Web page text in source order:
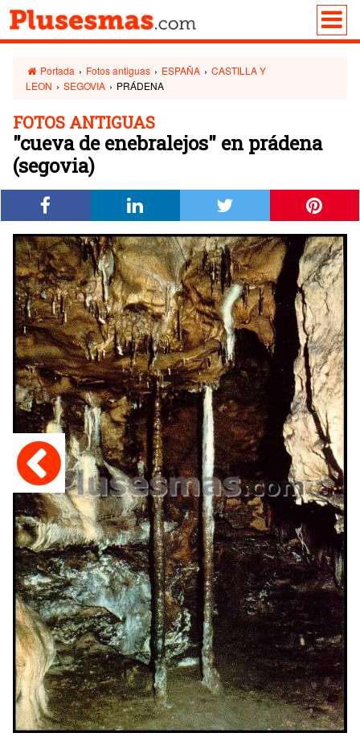
Portada › Fotos antiguas › ESPAÑA › CASTILLA Y
LEON › SEGOVIA › PRÁDENA
FOTOS ANTIGUAS
"cueva de enebralejos" en prádena
(segovia)